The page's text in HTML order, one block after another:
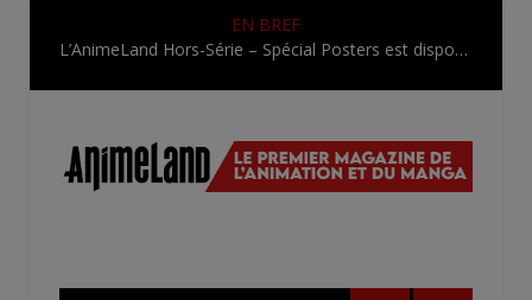
EN BREF
Une nouvelle série TV Digimon en préparation pour 2027